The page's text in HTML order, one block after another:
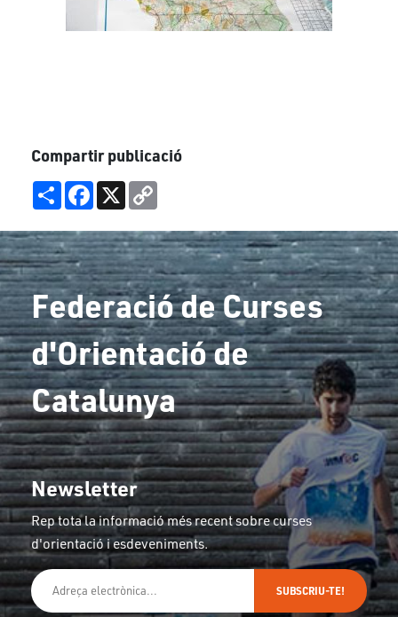
Compartir publicació
Share Facebook
X
Copy
Federació de Curses
d'Orientació de
Catalunya
Newsletter
Rep tota la informació més recent sobre curses
d'orientació i esdeveniments.
SUBSCRIU-TE!